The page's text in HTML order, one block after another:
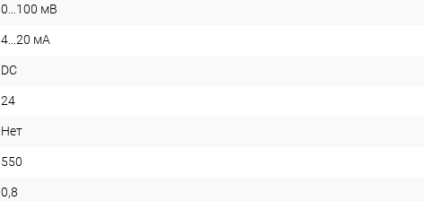
0…100 мВ
4...20 мА
DC
24
Нет
550
0,8